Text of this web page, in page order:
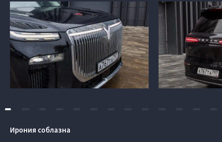
Ирония соблазна